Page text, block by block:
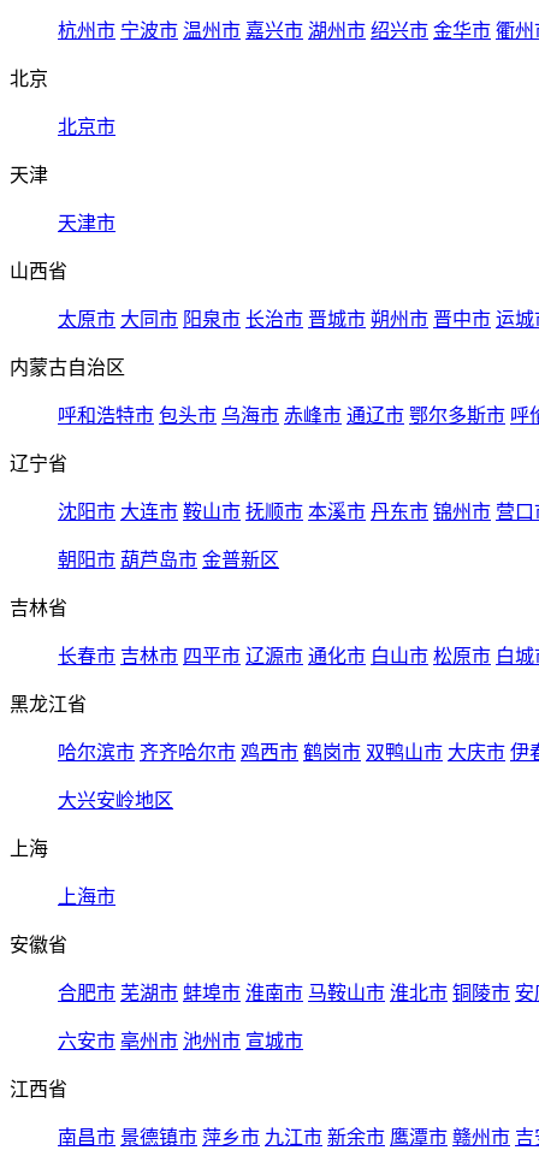
杭州市 宁波市 温州市 嘉兴市 湖州市 绍兴市 金华市 衢州
北京
北京市
天津
天津市
山西省
太原市 大同市 阳泉市 长治市 晋城市 朔州市 晋中市 运城
内蒙古自治区
呼和浩特市 包头市 乌海市 赤峰市 通辽市 鄂尔多斯市 呼
辽宁省
沈阳市 大连市 鞍山市 抚顺市 本溪市 丹东市 锦州市 营口
朝阳市 葫芦岛市 金普新区
吉林省
长春市 吉林市 四平市 辽源市 通化市 白山市 松原市 白城
黑龙江省
哈尔滨市 齐齐哈尔市 鸡西市 鹤岗市 双鸭山市 大庆市 伊
大兴安岭地区
上海
上海市
安徽省
合肥市 芜湖市 蚌埠市 淮南市 马鞍山市 淮北市 铜陵市 安
六安市 亳州市 池州市 宣城市
江西省
南昌市 景德镇市 萍乡市 九江市 新余市 鹰潭市 赣州市 吉